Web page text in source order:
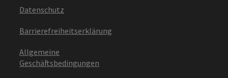
Datenschutz
Barrierefreiheitserklärung
Allgemeine
Geschäftsbedingungen